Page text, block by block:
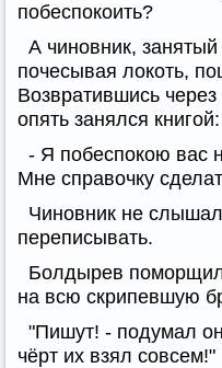
побеспокоить?
А чиновник,
почесывая локоть,
Возвратившись
опять занялся
- Я побеспокою вас
Мне справочку
Чиновник не
переписывать.
Болдырев
на всю скрипевшую
"Пишут! - подумал
чёрт их взял совсем!"